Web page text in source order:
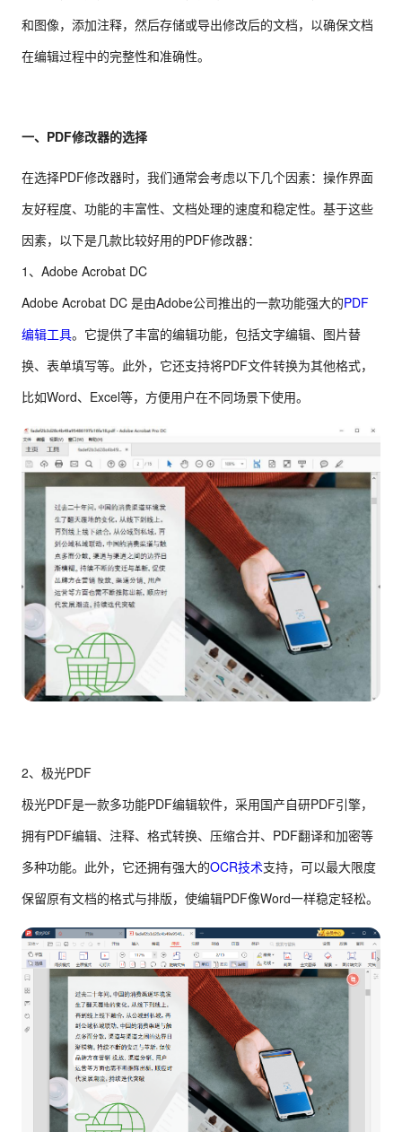
和图像，添加注释，然后存储或导出修改后的文档，以确保文档
在编辑过程中的完整性和准确性。
一、PDF修改器的选择
在选择PDF修改器时，我们通常会考虑以下几个因素：操作界面
友好程度、功能的丰富性、文档处理的速度和稳定性。基于这些
因素，以下是几款比较好用的PDF修改器：
1、Adobe Acrobat DC
Adobe Acrobat DC 是由Adobe公司推出的一款功能强大的PDF
编辑工具。它提供了丰富的编辑功能，包括文字编辑、图片替
换、表单填写等。此外，它还支持将PDF文件转换为其他格式，
比如Word、Excel等，方便用户在不同场景下使用。
2、极光PDF
极光PDF是一款多功能PDF编辑软件，采用国产自研PDF引擎，
拥有PDF编辑、注释、格式转换、压缩合并、PDF翻译和加密等
多种功能。此外，它还拥有强大的OCR技术支持，可以最大限度
保留原有文档的格式与排版，使编辑PDF像Word一样稳定轻松。